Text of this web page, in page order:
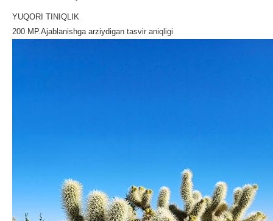
YUQORI TINIQLIK
200 MP.Ajablanishga arziydigan tasvir aniqligi